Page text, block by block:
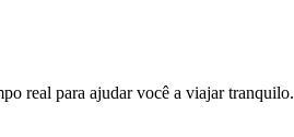
real para ajudar você a viajar tranquilo.